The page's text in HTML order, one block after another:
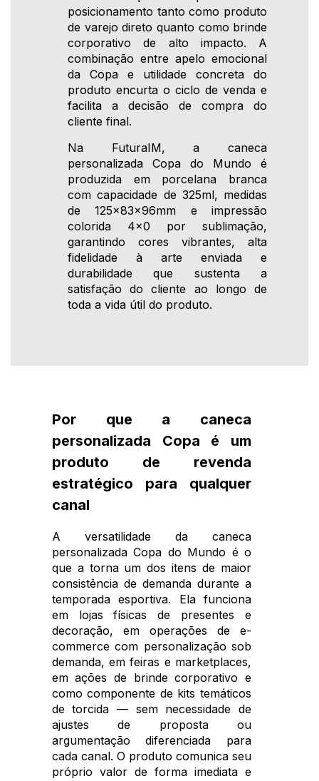
posicionamento tanto como produto
de varejo direto quanto como brinde
corporativo de alto impacto. A
combinação entre apelo emocional
da Copa e utilidade concreta do
produto encurta o ciclo de venda e
facilita a decisão de compra do
cliente final.
Na FuturaIM, a caneca
personalizada Copa do Mundo é
produzida em porcelana branca
com capacidade de 325ml, medidas
de 125x83x96mm e impressão
colorida 4x0 por sublimação,
garantindo cores vibrantes, alta
fidelidade à arte enviada e
durabilidade que sustenta a
satisfação do cliente ao longo de
toda a vida útil do produto.
Por que a caneca
personalizada Copa é um
produto de revenda
estratégico para qualquer
canal
A versatilidade da caneca
personalizada Copa do Mundo é o
que a torna um dos itens de maior
consistência de demanda durante a
temporada esportiva. Ela funciona
em lojas físicas de presentes e
decoração, em operações de e-
commerce com personalização sob
demanda, em feiras e marketplaces,
em ações de brinde corporativo e
como componente de kits temáticos
de torcida — sem necessidade de
ajustes de proposta ou
argumentação diferenciada para
cada canal. O produto comunica seu
próprio valor de forma imediata e